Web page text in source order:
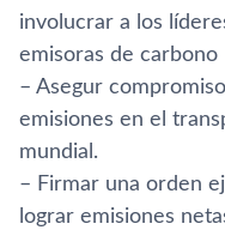
involucrar a los
emisoras de carbono
– Asegur
emisiones en el
mundial.
– Firmar una orden
lograr emisiones